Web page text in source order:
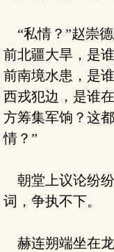
“私情？”赵崇
前北疆大旱，是
前南境水患，是
西戎犯边，是谁
方筹集军饷？这
情？”
朝堂上议论纷
词，争执不下。
赫连朔端坐在